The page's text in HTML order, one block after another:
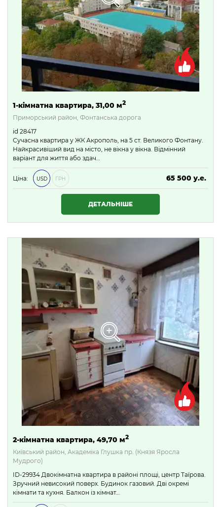
1-кімнатна квартира, 31,00 м2
Приморський район, Фонтанська дорога
id 28417
Сучасна квартира у ЖК Акрополь, на 5 ст. Великого Фонтану.
Найкрасивіший вид на місто, не вікна у вікна. Відмінний
варіант для життя або здач…
Ціна: USD ГРН
65 500 у.е.
2 816 500 ₴
ДЕТАЛЬНІШЕ
2-кімнатна квартира, 49,70 м2
Київський район, Академіка Глушка пр. (Князя Яросла
Мудрого)
ID-29934 Двокімнатна квартира в районі площі, центр Таїрова.
Зручний невисокий поверх. Будинок газовий. Дві окремі
кімнати та кухня. Балкон із кімнат…